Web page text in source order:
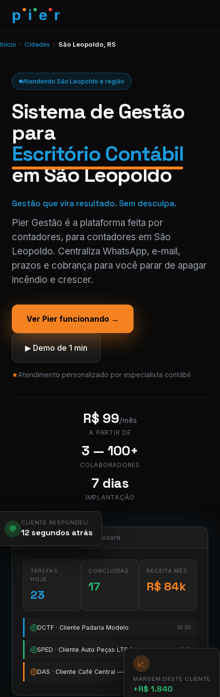
p i e r
Início › Cidades › São Leopoldo, RS
Atendendo São Leopoldo e região
Sistema de Gestão
para
Escritório Contábil
em São Leopoldo
Gestão que vira resultado. Sem desculpa.
Pier Gestão é a plataforma feita por
contadores, para contadores em São
Leopoldo. Centraliza WhatsApp, e-mail,
prazos e cobrança para você parar de apagar
incêndio e crescer.
Ver Pier funcionando →
▶ Demo de 1 min
★Atendimento personalizado por especialista contábil
R$ 99/mês
A PARTIR DE
3 — 100+
COLABORADORES
7 dias
IMPLANTAÇÃO
💬
CLIENTE RESPONDEU
12 segundos atrás
app.pier.mobi/dashboard
TAREFAS
HOJE
23
CONCLUÍDAS
17
RECEITA MÊS
R$ 84k
✓ DCTF · Cliente Padaria Modelo 10:30
✓ SPED · Cliente Auto Peças LTDA 11:15
! DAS · Cliente Café Central — vence amanhã
📈
MARGEM DESTE CLIENTE
+R$ 1.840